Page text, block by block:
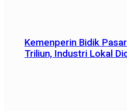
Kemenperin Bidik
Triliun, Industri Lokal